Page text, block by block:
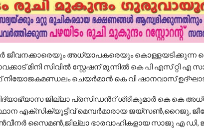
ജീവനക്കാരെയും അധ്യാപകരെയും കൊള്ളയടിക്കുന്ന
മിനി സിവിൽ സ്റ്റേഷന് മുന്നിൽ കെ പി എസ് റ്റി എ
നിയോജകമണ്ഡലം ചെയർമാൻ കെ വി ഷാനവാസ്
ജില്ലാ പ്രസിഡൻറ് ശ്രീകുമാർ കെ കെ
എക്സിക്യൂട്ടീവ് മെമ്പർമാരായ ജയ്സൺ,റൈജു,
സൈമൺ,ജില്ലാ ഭാരവാഹികളായ സാജു എ